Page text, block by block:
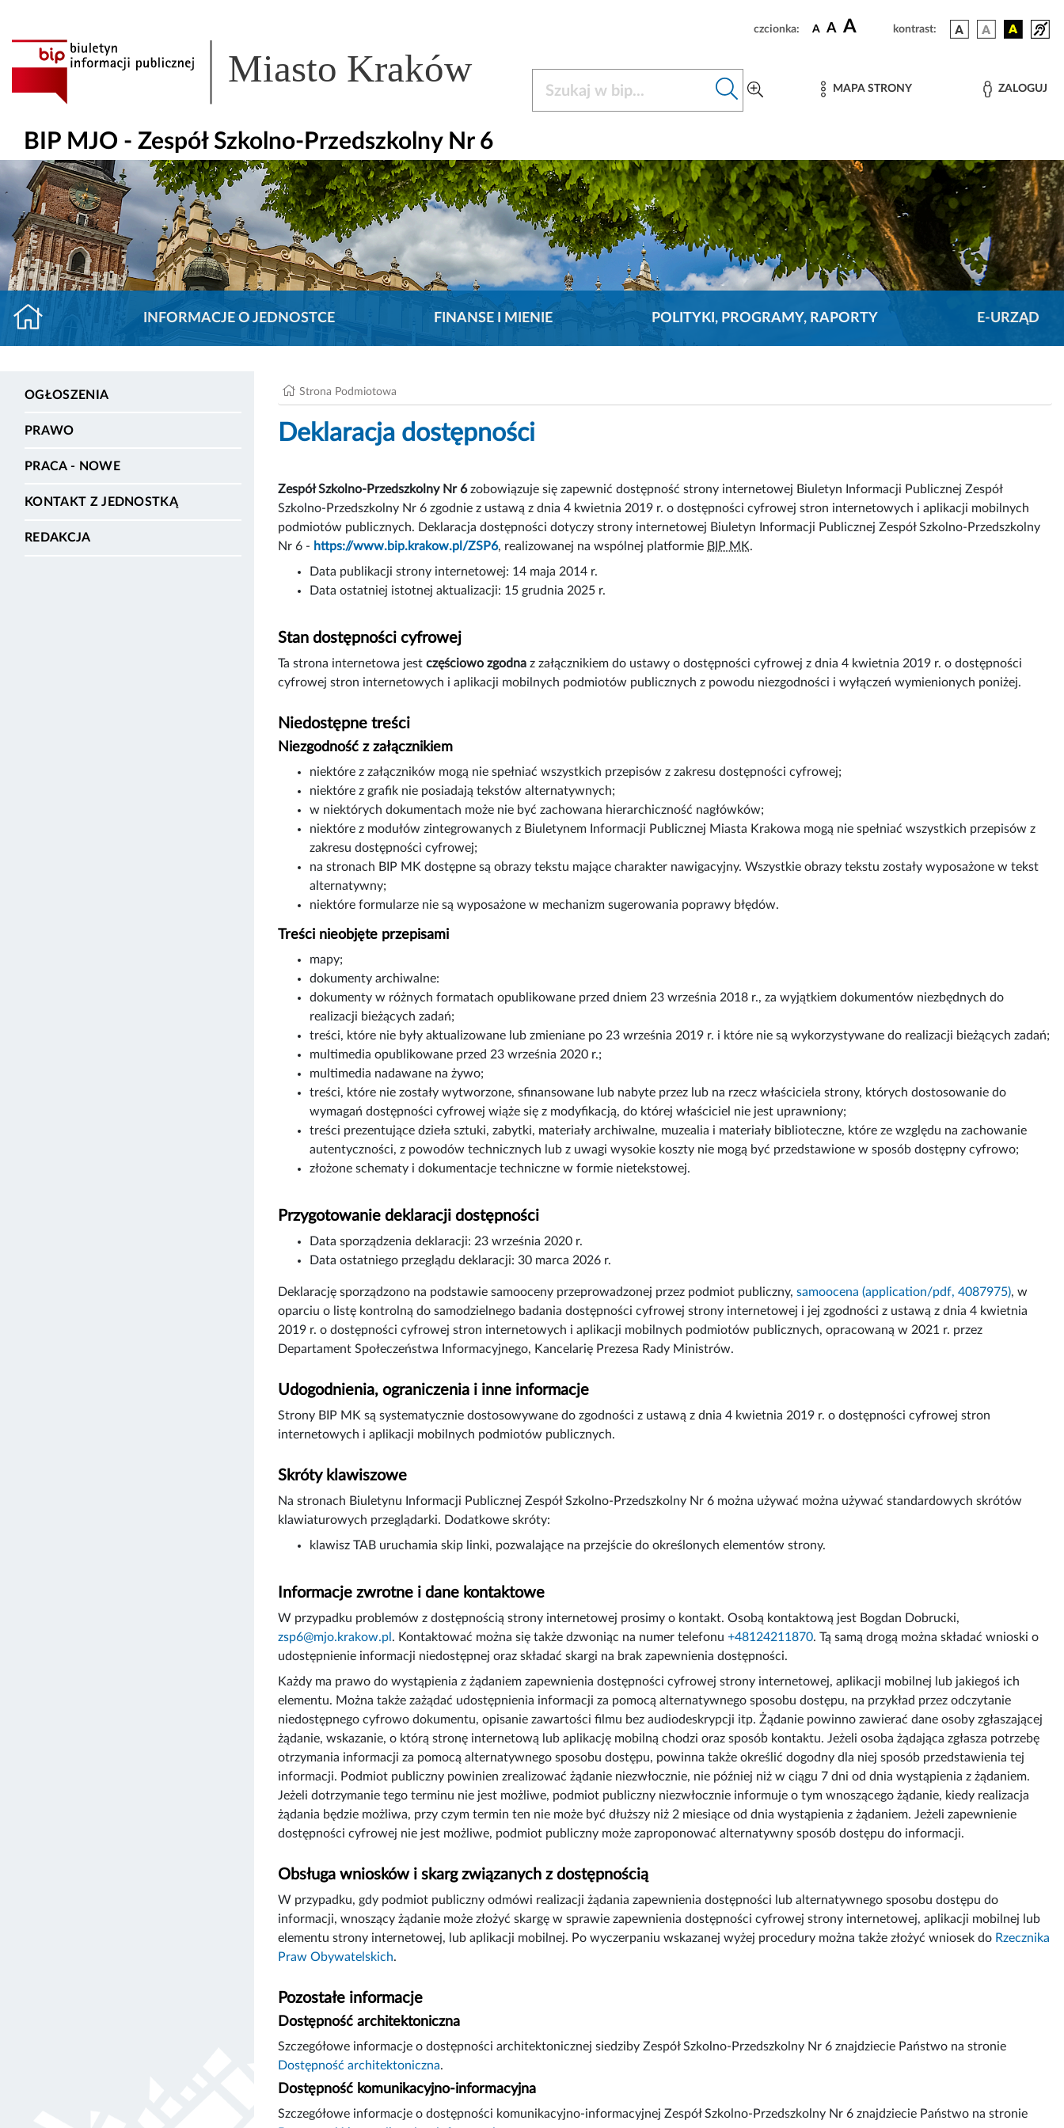
czcionka: A A A kontrast:
Miasto Kraków MAPA STRONY ZALOGUJ
BIP MJO - Zespół Szkolno-Przedszkolny Nr 6
INFORMACJE O JEDNOSTCE FINANSE I MIENIE POLITYKI, PROGRAMY, RAPORTY E-URZĄD
OGŁOSZENIA
PRAWO
PRACA - NOWE
KONTAKT Z JEDNOSTKĄ
REDAKCJA
Strona Podmiotowa
Deklaracja dostępności
Zespół Szkolno-Przedszkolny Nr 6zobowiązuje się zapewnić dostępność strony internetowej Biuletyn Informacji Publicznej Zespół
Szkolno-Przedszkolny Nr 6 zgodnie z ustawą z dnia 4 kwietnia 2019 r. o dostępności cyfrowej stron internetowych i aplikacji mobilnych
podmiotów publicznych. Deklaracja dostępności dotyczy strony internetowej Biuletyn Informacji Publicznej Zespół Szkolno-Przedszkolny
Nr 6 - https://www.bip.krakow.pl/ZSP6, realizowanej na wspólnej platformie BIP MK.
Data publikacji strony internetowej: 14 maja 2014 r.
Data ostatniej istotnej aktualizacji: 15 grudnia 2025 r.
Stan dostępności cyfrowej
Ta strona internetowa jest częściowo zgodna z załącznikiem do ustawy o dostępności cyfrowej z dnia 4 kwietnia 2019 r. o dostępności
cyfrowej stron internetowych i aplikacji mobilnych podmiotów publicznych z powodu niezgodności i wyłączeń wymienionych poniżej.
Niedostępne treści
Niezgodność z załącznikiem
niektóre z załączników mogą nie spełniać wszystkich przepisów z zakresu dostępności cyfrowej;
niektóre z grafik nie posiadają tekstów alternatywnych;
w niektórych dokumentach może nie być zachowana hierarchiczność nagłówków;
niektóre z modułów zintegrowanych z Biuletynem Informacji Publicznej Miasta Krakowa mogą nie spełniać wszystkich przepisów z
zakresu dostępności cyfrowej;
na stronach BIP MK dostępne są obrazy tekstu mające charakter nawigacyjny. Wszystkie obrazy tekstu zostały wyposażone w tekst
alternatywny;
niektóre formularze nie są wyposażone w mechanizm sugerowania poprawy błędów.
Treści nieobjęte przepisami
mapy;
dokumenty archiwalne:
dokumenty w różnych formatach opublikowane przed dniem 23 września 2018 r., za wyjątkiem dokumentów niezbędnych do
realizacji bieżących zadań;
treści, które nie były aktualizowane lub zmieniane po 23 września 2019 r. i które nie są wykorzystywane do realizacji bieżących zadań;
multimedia opublikowane przed 23 września 2020 r.;
multimedia nadawane na żywo;
treści, które nie zostały wytworzone, sfinansowane lub nabyte przez lub na rzecz właściciela strony, których dostosowanie do
wymagań dostępności cyfrowej wiąże się z modyfikacją, do której właściciel nie jest uprawniony;
treści prezentujące dzieła sztuki, zabytki, materiały archiwalne, muzealia i materiały biblioteczne, które ze względu na zachowanie
autentyczności, z powodów technicznych lub z uwagi wysokie koszty nie mogą być przedstawione w sposób dostępny cyfrowo;
złożone schematy i dokumentacje techniczne w formie nietekstowej.
Przygotowanie deklaracji dostępności
Data sporządzenia deklaracji: 23 września 2020 r.
Data ostatniego przeglądu deklaracji: 30 marca 2026 r.
Deklarację sporządzono na podstawie samooceny przeprowadzonej przez podmiot publiczny, samoocena (application/pdf, 4087975), w
oparciu o listę kontrolną do samodzielnego badania dostępności cyfrowej strony internetowej i jej zgodności z ustawą z dnia 4 kwietnia
2019 r. o dostępności cyfrowej stron internetowych i aplikacji mobilnych podmiotów publicznych, opracowaną w 2021 r. przez
Departament Społeczeństwa Informacyjnego, Kancelarię Prezesa Rady Ministrów.
Udogodnienia, ograniczenia i inne informacje
Strony BIP MK są systematycznie dostosowywane do zgodności z ustawą z dnia 4 kwietnia 2019 r. o dostępności cyfrowej stron
internetowych i aplikacji mobilnych podmiotów publicznych.
Skróty klawiszowe
Na stronach Biuletynu Informacji Publicznej Zespół Szkolno-Przedszkolny Nr 6 można używać można używać standardowych skrótów
klawiaturowych przeglądarki. Dodatkowe skróty:
klawisz TAB uruchamia skip linki, pozwalające na przejście do określonych elementów strony.
Informacje zwrotne i dane kontaktowe
W przypadku problemów z dostępnością strony internetowej prosimy o kontakt. Osobą kontaktową jest Bogdan Dobrucki,
zsp6@mjo.krakow.pl. Kontaktować można się także dzwoniąc na numer telefonu +48124211870. Tą samą drogą można składać wnioski o
udostępnienie informacji niedostępnej oraz składać skargi na brak zapewnienia dostępności.
Każdy ma prawo do wystąpienia z żądaniem zapewnienia dostępności cyfrowej strony internetowej, aplikacji mobilnej lub jakiegoś ich
elementu. Można także zażądać udostępnienia informacji za pomocą alternatywnego sposobu dostępu, na przykład przez odczytanie
niedostępnego cyfrowo dokumentu, opisanie zawartości filmu bez audiodeskrypcji itp. Żądanie powinno zawierać dane osoby zgłaszającej
żądanie, wskazanie, o którą stronę internetową lub aplikację mobilną chodzi oraz sposób kontaktu. Jeżeli osoba żądająca zgłasza potrzebę
otrzymania informacji za pomocą alternatywnego sposobu dostępu, powinna także określić dogodny dla niej sposób przedstawienia tej
informacji. Podmiot publiczny powinien zrealizować żądanie niezwłocznie, nie później niż w ciągu 7 dni od dnia wystąpienia z żądaniem.
Jeżeli dotrzymanie tego terminu nie jest możliwe, podmiot publiczny niezwłocznie informuje o tym wnoszącego żądanie, kiedy realizacja
żądania będzie możliwa, przy czym termin ten nie może być dłuższy niż 2 miesiące od dnia wystąpienia z żądaniem. Jeżeli zapewnienie
dostępności cyfrowej nie jest możliwe, podmiot publiczny może zaproponować alternatywny sposób dostępu do informacji.
Obsługa wniosków i skarg związanych z dostępnością
W przypadku, gdy podmiot publiczny odmówi realizacji żądania zapewnienia dostępności lub alternatywnego sposobu dostępu do
informacji, wnoszący żądanie może złożyć skargę w sprawie zapewnienia dostępności cyfrowej strony internetowej, aplikacji mobilnej lub
elementu strony internetowej, lub aplikacji mobilnej. Po wyczerpaniu wskazanej wyżej procedury można także złożyć wniosek do Rzecznika
Praw Obywatelskich.
Pozostałe informacje
Dostępność architektoniczna
Szczegółowe informacje o dostępności architektonicznej siedziby Zespół Szkolno-Przedszkolny Nr 6 znajdziecie Państwo na stronie
Dostępność architektoniczna.
Dostępność komunikacyjno-informacyjna
Szczegółowe informacje o dostępności komunikacyjno-informacyjnej Zespół Szkolno-Przedszkolny Nr 6 znajdziecie Państwo na stronie